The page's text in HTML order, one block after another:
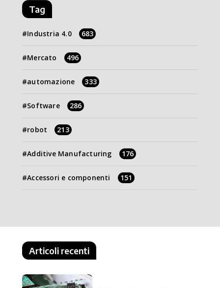
Tag
Industria 4.0 683
Mercato 496
automazione 333
Software 286
robot 213
Additive Manufacturing 176
Accessori e componenti 151
Articoli recenti